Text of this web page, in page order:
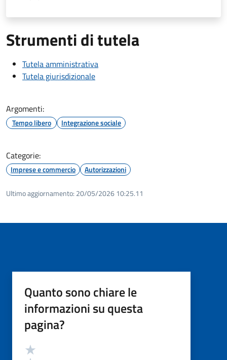
Strumenti di tutela
Tutela amministrativa
Tutela giurisdizionale
Argomenti:
Tempo libero Integrazione sociale
Categorie:
Imprese e commercio Autorizzazioni
Ultimo aggiornamento: 20/05/2026 10:25.11
Quanto sono chiare le
informazioni su questa
pagina?
Valutazione